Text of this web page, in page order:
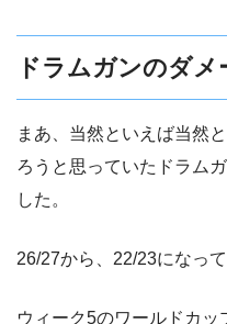
ドラムガンのダメ
まあ、当然といえば当然
ろうと思っていたドラム
した。
26/27から、22/23になって
ウィーク5のワールドカ